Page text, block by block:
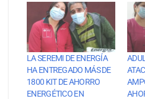
LA SEREMI DE ENERGÍA
HA ENTREGADO MÁS DE
1800 KIT DE AHORRO
ENERGÉTICO EN